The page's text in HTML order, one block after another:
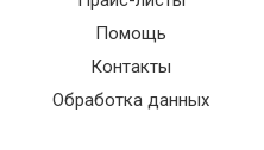
Помощь
Контакты
Обработка данных